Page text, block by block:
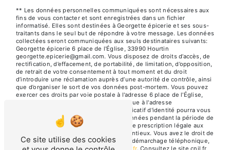
** Les données personnelles communiquées sont nécessaires aux
fins de vous contacter et sont enregistrées dans un fichier
informatisé. Elles sont destinées à Georgette épicerie et ses sous-
traitants dans le seul but de répondre à votre message. Les données
collectées seront communiquées aux seuls destinataires suivants:
Georgette épicerie 6 place de l'Église, 33990 Hourtin
georgette.epicerie@gmail.com. Vous disposez de droits d’accès, de
rectification, d’effacement, de portabilité, de limitation, d’opposition,
de retrait de votre consentement à tout moment et du droit
d’introduire une réclamation auprès d’une autorité de contrôle, ainsi
que d’organiser le sort de vos données post-mortem. Vous pouvez
exercer ces droits par voie postale à l'adresse 6 place de l'Église,
33990 Hourtin ou par courrier électronique à l'adresse
georgette.epicerie@gmail.com. Un justificatif d'identité pourra vous
être demandé. Nous conservons vos données pendant la période de
prise de contact puis pendant la durée de prescription légale aux
fins probatoires et de gestion des contentieux. Vous avez le droit de
vous inscrire sur la liste d'opposition au démarchage téléphonique,
disponible à cette adresse:Bloctel.gouv.fr. Consultez le site cnil.fr
Ce site utilise des cookies